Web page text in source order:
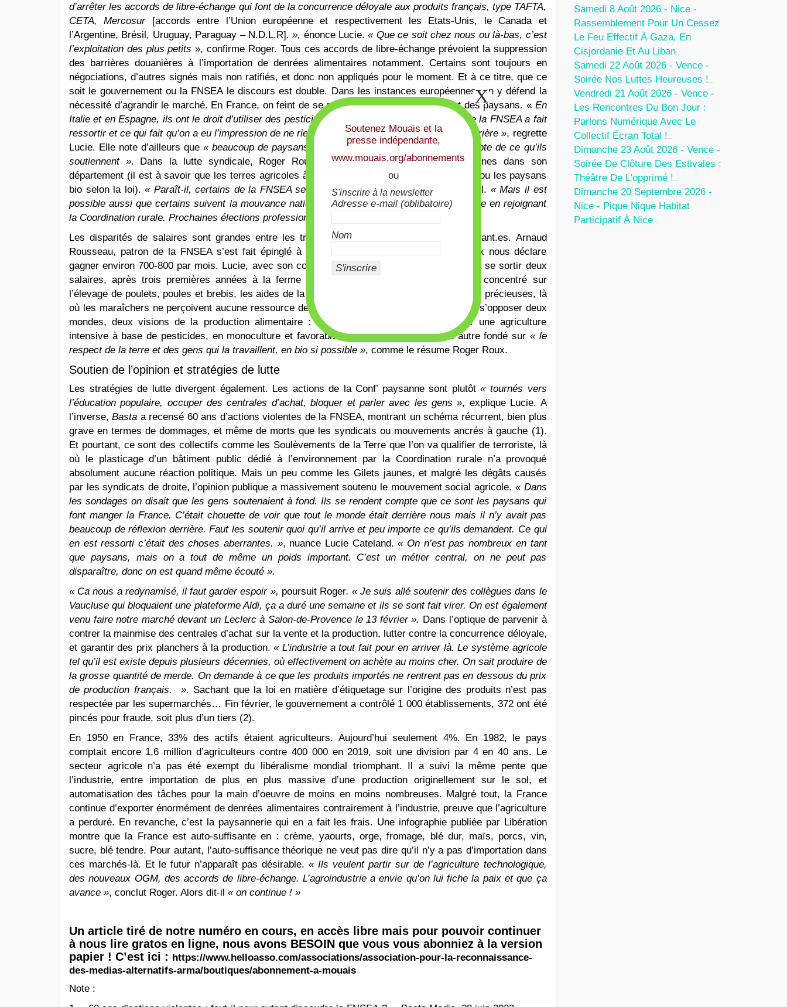
d’arrêter les accords de libre-échange qui font de la concurrence déloyale aux produits français, type TAFTA,
CETA, Mercosur [accords entre l’Union européenne et respectivement les Etats-Unis, le Canada et
l’Argentine, Brésil, Uruguay, Paraguay – N.D.L.R]. », énonce Lucie. « Que ce soit chez nous ou là-bas, c’est
l’exploitation des plus petits», confirme Roger. Tous ces accords de libre-échange prévoient la suppression
des barrières douanières à l’importation de denrées alimentaires notamment. Certains sont toujours en
négociations, d’autres signés mais non ratifiés, et donc non appliqués pour le moment. Et à ce titre, que ce
soit le gouvernement ou la FNSEA le discours est double. Dans les instances européennes, on y défend la
nécessité d’agrandir le marché. En France, on feint de se préoccuper des agriculteurs et des paysans. « En
Italie et en Espagne, ils ont le droit d’utiliser des pesticides interdits en France. C’est ce que la FNSEA a fait
ressortir et ce qui fait qu’on a eu l’impression de ne rien avoir gagné, de repartir dix ans en arrière », regrette
Lucie. Elle note d’ailleurs que« beaucoup de paysans sont à la FNSEA sans se rendre compte de ce qu’ils
soutiennent ». Dans la lutte syndicale, Roger Roux voit arriver un mouvement de jeunes dans son
département (il est à savoir que les terres agricoles à vendre sont priorisés pour les jeunes ou les paysans
bio selon la loi). « Paraît-il, certains de la FNSEA seraient prêt à nous rejoindre » , ajoute-t-il. « Mais il est
possible aussi que certains suivent la mouvance nationale avec la montée de l’extrême droite en rejoignant
la Coordination rurale. Prochaines élections professionnelles en janvier prochain ».
Les disparités de salaires sont grandes entre les travailleur.ses de la terre, et les exploitant.es. Arnaud
Rousseau, patron de la FNSEA s’est fait épinglé à 187 000 euros l’an passé. Roger Roux nous déclare
gagner environ 700-800 par mois. Lucie, avec son compagnon, dit elle parvenir aujourd’hui à se sortir deux
salaires, après trois premières années à la ferme sans. Mais à la ferme de la Sauréa, concentré sur
l’élevage de poulets, poules et brebis, les aides de la Politique agricole commune (PAC) sont précieuses, là
où les maraîchers ne perçoivent aucune ressource de la PAC. Dans ce mouvement, on voit s’opposer deux
mondes, deux visions de la production alimentaire : un modèle productiviste fondé sur une agriculture
intensive à base de pesticides, en monoculture et favorable aux mégabassines, et un autre fondé sur « le
respect de la terre et des gens qui la travaillent, en bio si possible », comme le résume Roger Roux.
Soutien de l’opinion et stratégies de lutte
Les stratégies de lutte divergent également. Les actions de la Conf’ paysanne sont plutôt« tournés vers
l’éducation populaire, occuper des centrales d’achat, bloquer et parler avec les gens », explique Lucie. A
l’inverse,Basta a recensé 60 ans d’actions violentes de la FNSEA, montrant un schéma récurrent, bien plus
grave en termes de dommages, et même de morts que les syndicats ou mouvements ancrés à gauche (1).
Et pourtant, ce sont des collectifs comme les Soulèvements de la Terre que l’on va qualifier de terroriste, là
où le plasticage d’un bâtiment public dédié à l’environnement par la Coordination rurale n’a provoqué
absolument aucune réaction politique. Mais un peu comme les Gilets jaunes, et malgré les dégâts causés
par les syndicats de droite, l’opinion publique a massivement soutenu le mouvement social agricole. « Dans
les sondages on disait que les gens soutenaient à fond. Ils se rendent compte que ce sont les paysans qui
font manger la France. C’était chouette de voir que tout le monde était derrière nous mais il n’y avait pas
beaucoup de réflexion derrière. Faut les soutenir quoi qu’il arrive et peu importe ce qu’ils demandent. Ce qui
en est ressorti c’était des choses aberrantes. », nuance Lucie Cateland.« On n’est pas nombreux en tant
que paysans, mais on a tout de même un poids important. C’est un métier central, on ne peut pas
disparaître, donc on est quand même écouté ».
« Ca nous a redynamisé, il faut garder espoir », poursuit Roger. « Je suis allé soutenir des collègues dans le
Vaucluse qui bloquaient une plateforme Aldi, ça a duré une semaine et ils se sont fait virer. On est également
venu faire notre marché devant un Leclerc à Salon-de-Provence le 13 février ». Dans l’optique de parvenir à
contrer la mainmise des centrales d’achat sur la vente et la production, lutter contre la concurrence déloyale,
et garantir des prix planchers à la production.« L’industrie a tout fait pour en arriver là. Le système agricole
tel qu’il est existe depuis plusieurs décennies, où effectivement on achète au moins cher. On sait produire de
la grosse quantité de merde. On demande à ce que les produits importés ne rentrent pas en dessous du prix
de production français. ». Sachant que la loi en matière d’étiquetage sur l’origine des produits n’est pas
respectée par les supermarchés… Fin février, le gouvernement a contrôlé 1 000 établissements, 372 ont été
pincés pour fraude, soit plus d’un tiers (2).
En 1950 en France, 33% des actifs étaient agriculteurs. Aujourd’hui seulement 4%. En 1982, le pays
comptait encore 1,6 million d’agriculteurs contre 400 000 en 2019, soit une division par 4 en 40 ans. Le
secteur agricole n’a pas été exempt du libéralisme mondial triomphant. Il a suivi la même pente que
l’industrie, entre importation de plus en plus massive d’une production originellement sur le sol, et
automatisation des tâches pour la main d’oeuvre de moins en moins nombreuses. Malgré tout, la France
continue d’exporter énormément de denrées alimentaires contrairement à l’industrie, preuve que l’agriculture
a perduré. En revanche, c’est la paysannerie qui en a fait les frais. Une infographie publiée par Libération
montre que la France est auto-suffisante en : crème, yaourts, orge, fromage, blé dur, maïs, porcs, vin,
sucre, blé tendre. Pour autant, l’auto-suffisance théorique ne veut pas dire qu’il n’y a pas d’importation dans
ces marchés-là. Et le futur n’apparaît pas désirable.« Ils veulent partir sur de l’agriculture technologique,
des nouveaux OGM, des accords de libre-échange. L’agroindustrie a envie qu’on lui fiche la paix et que ça
avance », conclut Roger. Alors dit-il « on continue ! »
Un article tiré de notre numéro en cours, en accès libre mais pour pouvoir continuer
à nous lire gratos en ligne, nous avons BESOIN que vous vous abonniez à la version
papier ! C’est ici : https://www.helloasso.com/associations/association-pour-la-reconnaissance-
des-medias-alternatifs-arma/boutiques/abonnement-a-mouais
Note :
Samedi 8 Août 2026 - Nice -
Rassemblement Pour Un Cessez
Le Feu Effectif À Gaza, En
Cisjordanie Et Au Liban
Samedi 22 Août 2026 - Vence -
Soirée Nos Luttes Heureuses !
Vendredi 21 Août 2026 - Vence -
Les Rencontres Du Bon Jour :
Parlons Numérique Avec Le
Collectif Écran Total !
Dimanche 23 Août 2026 - Vence -
Soirée De Clôture Des Estivales :
Théâtre De L'opprimé !
Dimanche 20 Septembre 2026 -
Nice - Pique Nique Habitat
Participatif À Nice
Soutenez Mouais et la
presse indépendante,
www.mouais.org/abonnements
ou
S'inscrire à la newsletter
Adresse e-mail (oblibatoire)
Nom